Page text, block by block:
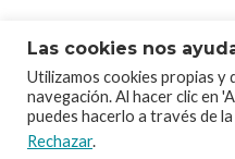
Tienda Solidaria
Las cookies nos
Utilizamos cookies propias
navegación. Al hacer clic en
puedes hacerlo a través de
Rechazar.